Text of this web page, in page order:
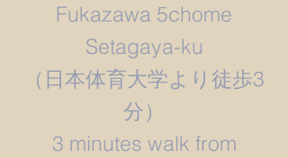
Fukazawa 5chome
Setagaya-ku
​（日本体育大学より徒歩3
分）
3 minutes walk from